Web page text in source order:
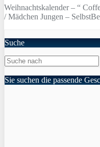
Weihnachtskalender – “
/ Mädchen Jungen –
Suche
Sie suchen die passende